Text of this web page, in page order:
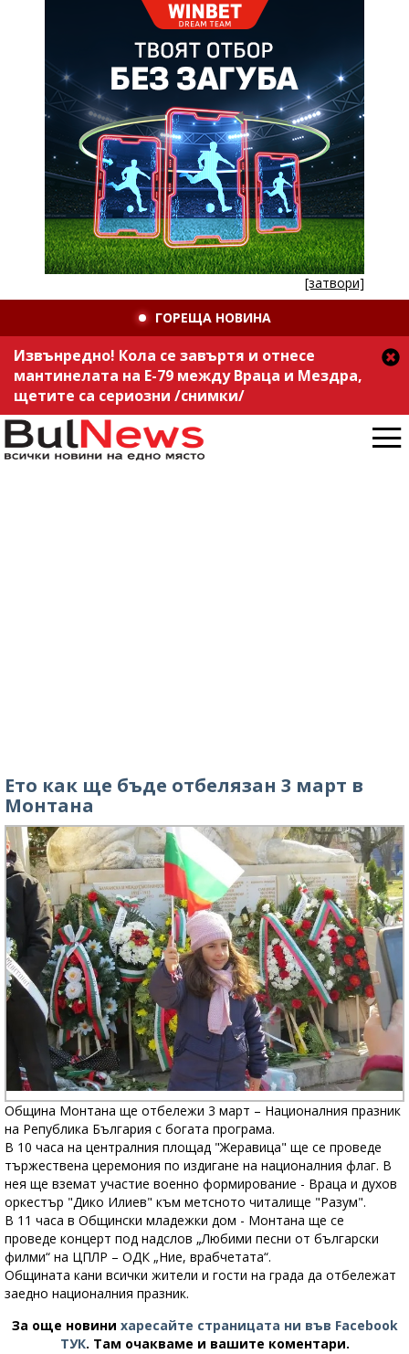
[затвори]
ГОРЕЩА НОВИНА
Извънредно! Кола се завъртя и отнесе
мантинелата на Е-79 между Враца и Мездра,
щетите са сериозни /снимки/
Ето как ще бъде отбелязан 3 март в
Монтана
Община Монтана ще отбележи 3 март – Националния празник
на Република България с богата програма.
В 10 часа на централния площад "Жеравица" ще се проведе
тържествена церемония по издигане на националния флаг. В
нея ще вземат участие военно формирование - Враца и духов
оркестър "Дико Илиев" към метсното читалище "Разум".
В 11 часа в Общински младежки дом - Монтана ще се
проведе концерт под надслов „Любими песни от български
филми“ на ЦПЛР – ОДК „Ние, врабчетата“.
Общината кани всички жители и гости на града да отбележат
заедно националния празник.
За още новини харесайте страницата ни във Facebook
ТУК. Там очакваме и вашите коментари.